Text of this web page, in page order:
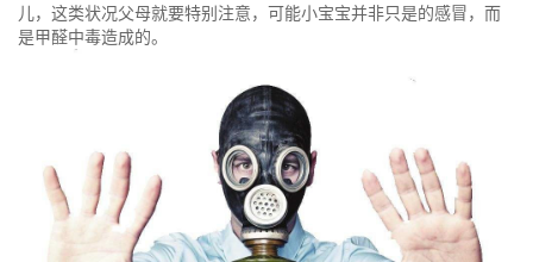
儿，这类状况父母就要特别注意，可能小宝宝并非只是的感冒，而
是甲醛中毒造成的。